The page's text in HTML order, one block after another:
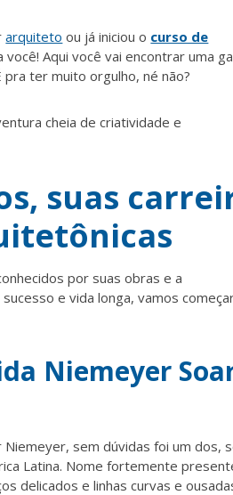
arquiteto ou já iniciou o curso de
você! Aqui você vai encontraruma
pra ter muito orgulho, né não?
cheia de criatividade e
suas
por suas obras e a
e vida longa, vamos
Niemeyer
Niemeyer, sem dúvidas foi um dos,
Latina. Nome fortemente
delicados e linhas curvas e